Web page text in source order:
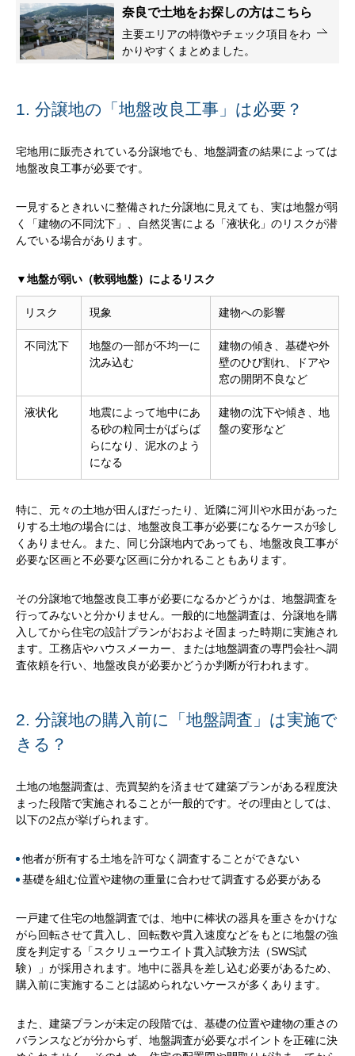
奈良で土地をお探しの方はこちら
主要エリアの特徴やチェック項目をわ
かりやすくまとめました。
1. 分譲地の「地盤改良工事」は必要？
宅地用に販売されている分譲地でも、地盤調査の結果によっては
地盤改良工事が必要です。
一見するときれいに整備された分譲地に見えても、実は地盤が弱
く「建物の不同沈下」、自然災害による「液状化」のリスクが潜
んでいる場合があります。
▼地盤が弱い（軟弱地盤）によるリスク
リスク 現象 建物への影響
不同沈下
地盤の一部が不均一に
沈み込む
建物の傾き、基礎や外
壁のひび割れ、ドアや
窓の開閉不良など
液状化
地震によって地中にあ
る砂の粒同士がばらば
らになり、泥水のよう
になる
建物の沈下や傾き、地
盤の変形など
特に、元々の土地が田んぼだったり、近隣に河川や水田があった
りする土地の場合には、地盤改良工事が必要になるケースが珍し
くありません。また、同じ分譲地内であっても、地盤改良工事が
必要な区画と不必要な区画に分かれることもあります。
その分譲地で地盤改良工事が必要になるかどうかは、地盤調査を
行ってみないと分かりません。一般的に地盤調査は、分譲地を購
入してから住宅の設計プランがおおよそ固まった時期に実施され
ます。工務店やハウスメーカー、または地盤調査の専門会社へ調
査依頼を行い、地盤改良が必要かどうか判断が行われます。
2. 分譲地の購入前に「地盤調査」は実施で
きる？
土地の地盤調査は、売買契約を済ませて建築プランがある程度決
まった段階で実施されることが一般的です。その理由としては、
以下の2点が挙げられます。
他者が所有する土地を許可なく調査することができない
基礎を組む位置や建物の重量に合わせて調査する必要がある
一戸建て住宅の地盤調査では、地中に棒状の器具を重さをかけな
がら回転させて貫入し、回転数や貫入速度などをもとに地盤の強
度を判定する「スクリューウエイト貫入試験方法（SWS試
験）」が採用されます。地中に器具を差し込む必要があるため、
購入前に実施することは認められないケースが多くあります。
また、建築プランが未定の段階では、基礎の位置や建物の重さの
バランスなどが分からず、地盤調査が必要なポイントを正確に決